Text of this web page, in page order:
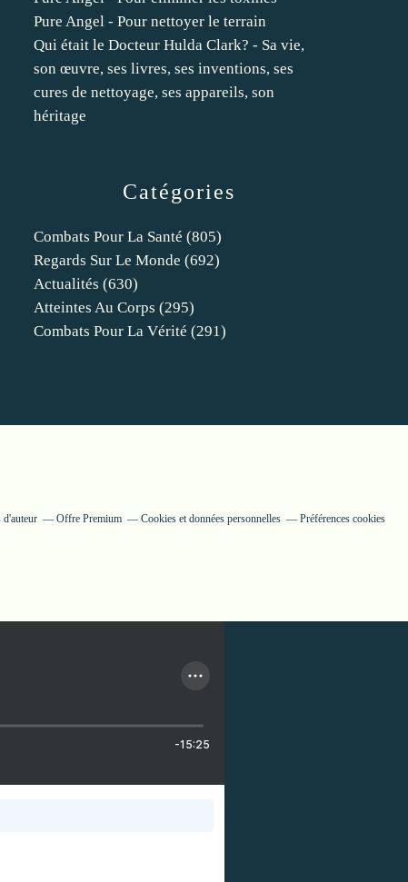
Catégories
Combats Pour La Santé (805)
Regards Sur Le Monde (692)
Actualités (630)
Atteintes Au Corps (295)
Combats Pour La Vérité (291)
Pure Angel - Pour nettoyer le terrain
Qui était le Docteur Hulda Clark? - Sa vie,
son œuvre, ses livres, ses inventions, ses
cures de nettoyage, ses appareils, son
héritage
d'auteur Offre Premium Cookies et données personnelles Préférences cookies
-15:25